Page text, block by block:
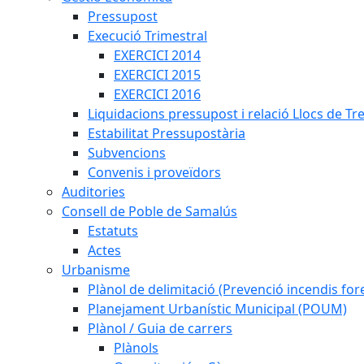
Pressupost
Execució Trimestral
EXERCICI 2014
EXERCICI 2015
EXERCICI 2016
Liquidacions pressupost i relació Llocs de
Estabilitat Pressupostària
Subvencions
Convenis i proveïdors
Auditories
Consell de Poble de Samalús
Estatuts
Actes
Urbanisme
Plànol de delimitació (Prevenció incendis
Planejament Urbanístic Municipal (POUM)
Plànol / Guia de carrers
Plànols